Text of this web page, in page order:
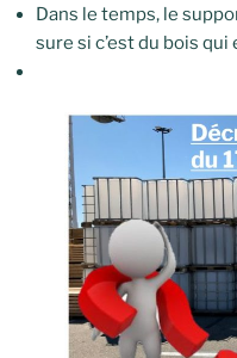
Dans le temps, le
sure si c’est du bois